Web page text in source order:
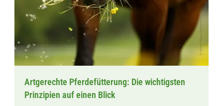
Artgerechte Pferdefütterung: Die wichtigsten
Prinzipien auf einen Blick